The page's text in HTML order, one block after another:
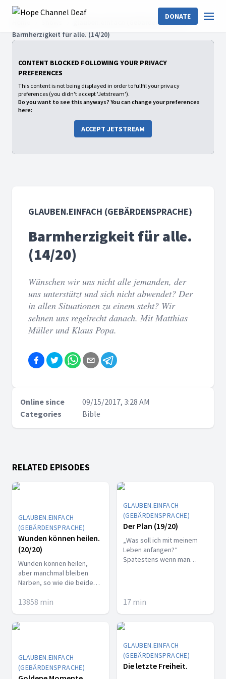
DONATE
glauben.einfach (Gebärdensprache)
Barmherzigkeit für alle. (14/20)
CONTENT BLOCKED FOLLOWING YOUR PRIVACY
PREFERENCES
This content is not being displayed in order to fullfil your privacy
preferences (you didn't accept 'Jetstream').
Do you want to see this anyways? You can change your preferences
here:
ACCEPT JETSTREAM
GLAUBEN.EINFACH (GEBÄRDENSPRACHE)
Barmherzigkeit für alle.
(14/20)
Wünschen wir uns nicht alle jemanden, der
uns unterstützt und sich nicht abwendet? Der
in allen Situationen zu einem steht? Wir
sehnen uns regelrecht danach. Mit Matthias
Müller und Klaus Popa.
Online since
09/15/2017, 3:28 AM
Categories
Bible
RELATED EPISODES
GLAUBEN.EINFACH
(GEBÄRDENSPRACHE)
Wunden können heilen.
(20/20)
Wunden können heilen,
aber manchmal bleiben
Narben, so wie die beiden
New York City. Gedanken für
innere Wunden sind.
13858 min
GLAUBEN.EINFACH
(GEBÄRDENSPRACHE)
Der Plan (19/20)
„Was soll ich mit meinem
Leben anfangen?“
Spätestens wenn man
oder nicht, man steht vor
der Entscheidung, wie es
weitergehen soll. Studium?
Ausbildung? Ein
Work & Travel in Australien?
Aber nicht nur Jugendliche
stellen sich diese Frage. Sie
17 min
GLAUBEN.EINFACH
(GEBÄRDENSPRACHE)
GLAUBEN.EINFACH
(GEBÄRDENSPRACHE)
Die letzte Freiheit.